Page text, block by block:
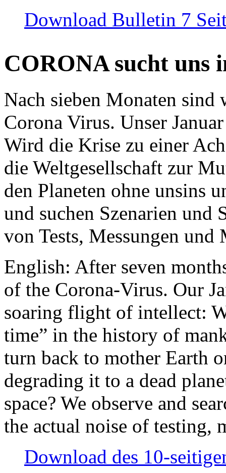
Download Bulletin 7
CORONA sucht uns
Nach sieben Monaten
Corona Virus. Unser
Wird die Krise zu einer
die Weltgesellschaft zur
den Planeten ohne unsins
und suchen Szenarien und
von Tests, Messungen und
English: After seven
of the Corona-Virus. Our
soaring flight of intellect:
time” in the history of
turn back to mother Earth
degrading it to a dead
space? We observe and
the actual noise of testing,
Download des 10-